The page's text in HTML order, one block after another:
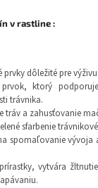
v rastline :
dôležité pre
prvok, ktorý
trávnika.
tráv a zahusťovanie
sfarbenie
spomaľovanie vývoja
vytvára